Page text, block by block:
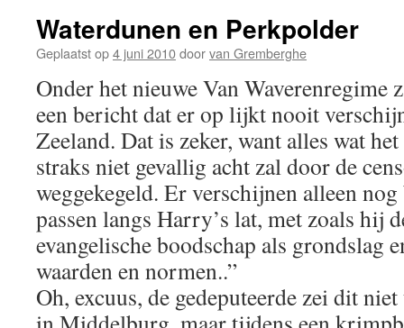
Waterdunen en Perkpolder
Geplaatst op4 juni 2010doorvan Gremberghe
Onder het nieuwe Van Waverenregime
een bericht dat er op lijkt nooit
Zeeland. Dat is zeker, want alles wat
straks niet gevallig acht zal door de
weggekegeld. Er verschijnen alleen
passen langs Harry’s lat, met zoals hij
evangelische boodschap als grondslag
waarden en normen..”
Oh, excuus, de gedeputeerde zei dit